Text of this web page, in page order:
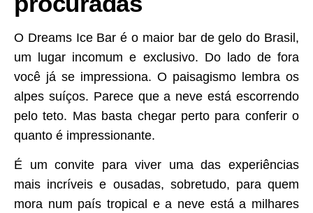
O Dreams Ice Bar é o maior bar de gelo do Brasil,
um lugar incomum e exclusivo. Do lado de fora
você já se impressiona. O paisagismo lembra os
alpes suíços. Parece que a neve está escorrendo
pelo teto. Mas basta chegar perto para conferir o
quanto é impressionante.
É um convite para viver uma das experiências
mais incríveis e ousadas, sobretudo, para quem
mora num país tropical e a neve está a milhares